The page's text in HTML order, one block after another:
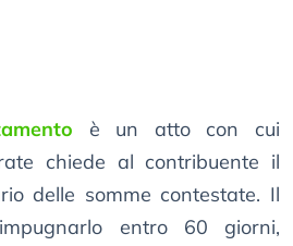
è un atto con cui
chiede al contribuente il
delle somme contestate. Il
entro 60 giorni,